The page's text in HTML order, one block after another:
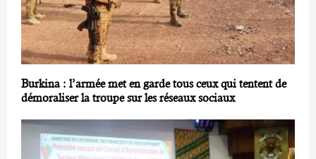
Burkina : l’armée met en garde tous ceux qui tentent de
démoraliser la troupe sur les réseaux sociaux